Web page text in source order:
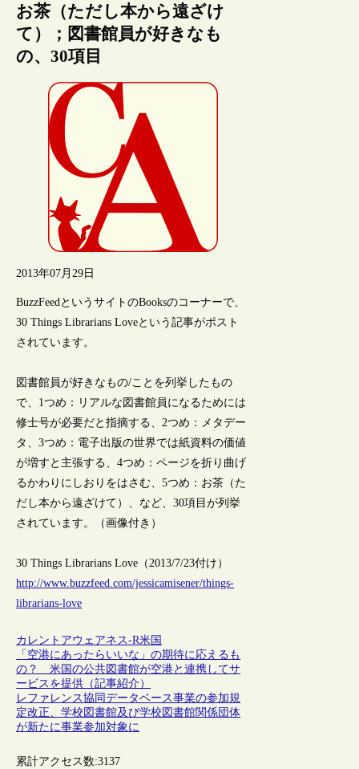
お茶（ただし本から遠ざけ
て）；図書館員が好きなも
の、30項目
2013年07月29日
BuzzFeedというサイトのBooksのコーナーで、
30 Things Librarians Loveという記事がポスト
されています。
図書館員が好きなもの/ことを列挙したもの
で、1つめ：リアルな図書館員になるためには
修士号が必要だと指摘する、2つめ：メタデー
タ、3つめ：電子出版の世界では紙資料の価値
が増すと主張する、4つめ：ページを折り曲げ
るかわりにしおりをはさむ、5つめ：お茶（た
だし本から遠ざけて）、など、30項目が列挙
されています。（画像付き）
30 Things Librarians Love（2013/7/23付け）
http://www.buzzfeed.com/jessicamisener/things-
librarians-love
カレントアウェアネス-R米国
「空港にあったらいいな」の期待に応えるも
の？ 米国の公共図書館が空港と連携してサ
ービスを提供（記事紹介）
レファレンス協同データベース事業の参加規
定改正、学校図書館及び学校図書館関係団体
が新たに事業参加対象に
累計アクセス数:3137